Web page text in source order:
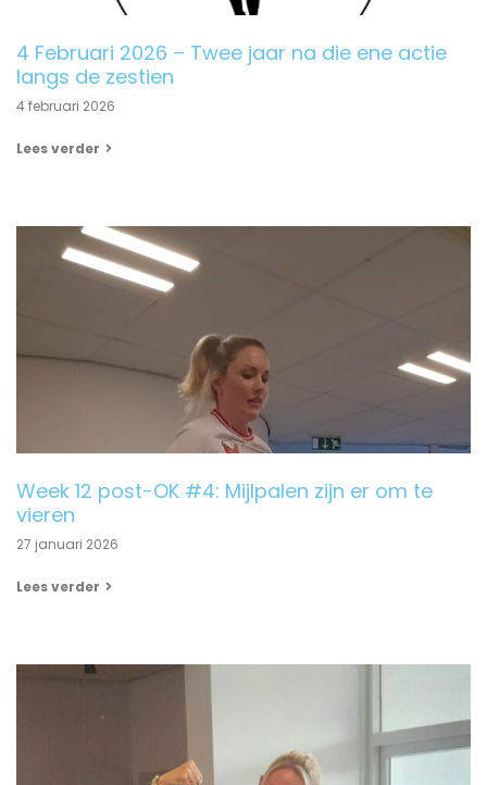
4 Februari 2026 – Twee jaar na die ene actie
langs de zestien
4 februari 2026
Lees verder
Week 12 post-OK #4: Mijlpalen zijn er om te
vieren
27 januari 2026
Lees verder